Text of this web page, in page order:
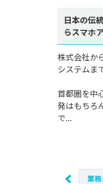
日本の伝
らスマホ
株式会社か
システムま
首都圏を中
発はもちろ
で...
業